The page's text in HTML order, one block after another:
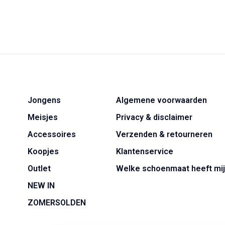
Jongens
Meisjes
Accessoires
Koopjes
Outlet
NEW IN
ZOMERSOLDEN
Algemene voorwaarden
Privacy & disclaimer
Verzenden & retourneren
Klantenservice
Welke schoenmaat heeft